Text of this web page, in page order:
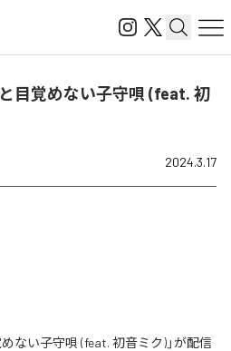
目覚めない子守唄 (feat. 初
2024.3.17
ない子守唄 (feat. 初音ミク)」が配信